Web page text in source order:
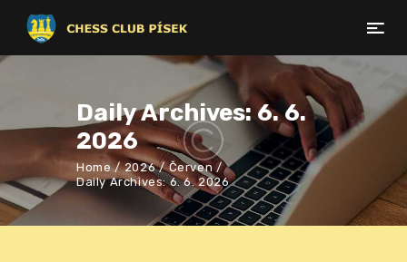
Daily Archives: 6. 6.
2026
Home 2026
Červen
Daily Archives: 6. 6. 2026